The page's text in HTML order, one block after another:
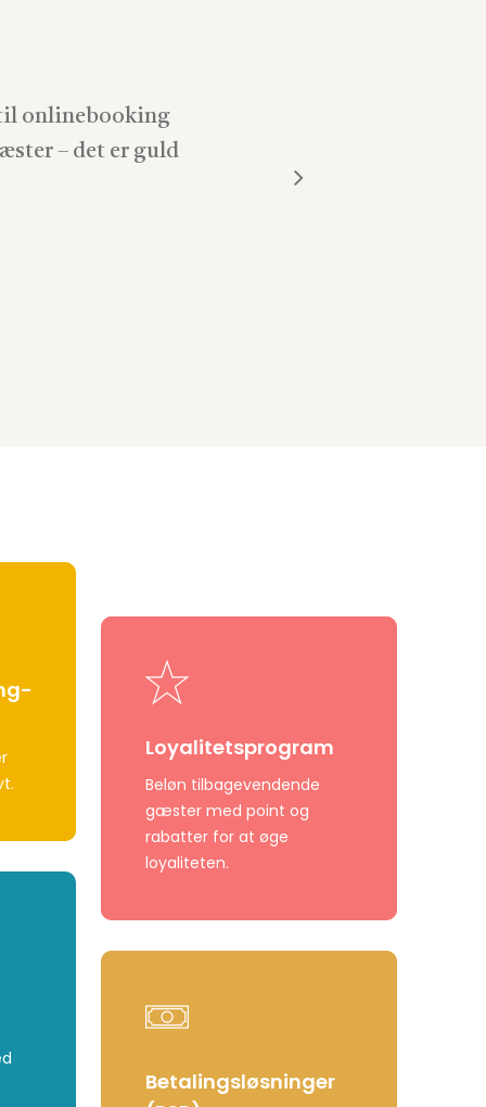
onlinebooking
– det er guld
Loyalitetsprogram
Beløn tilbagevendende
gæster med point og
rabatter for at øge
loyaliteten.
Learn
Betalingsløsninger
Learn